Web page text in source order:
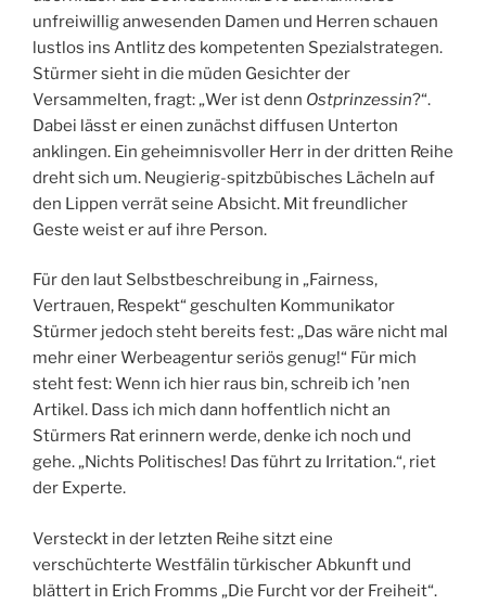
unfreiwillig anwesenden Damen und Herren schauen
lustlos ins Antlitz des kompetenten Spezialstrategen.
Stürmer sieht in die müden Gesichter der
Versammelten, fragt: „Wer ist denn Ostprinzessin?“.
Dabei lässt er einen zunächst diffusen Unterton
anklingen. Ein geheimnisvoller Herr in der dritten Reihe
dreht sich um. Neugierig-spitzbübisches Lächeln auf
den Lippen verrät seine Absicht. Mit freundlicher
Geste weist er auf ihre Person.
Für den laut Selbstbeschreibung in „Fairness,
Vertrauen, Respekt“ geschulten Kommunikator
Stürmer jedoch steht bereits fest: „Das wäre nicht mal
mehr einer Werbeagentur seriös genug!“ Für mich
steht fest: Wenn ich hier raus bin, schreib ich ’nen
Artikel. Dass ich mich dann hoffentlich nicht an
Stürmers Rat erinnern werde, denke ich noch und
gehe. „Nichts Politisches! Das führt zu Irritation.“, riet
der Experte.
Versteckt in der letzten Reihe sitzt eine
verschüchterte Westfälin türkischer Abkunft und
blättert in Erich Fromms „Die Furcht vor der Freiheit“.